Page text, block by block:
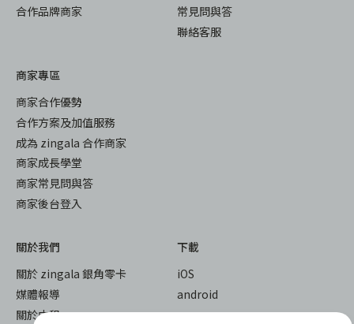
合作品牌商家
常見問與答
聯絡客服
商家專區
商家合作優勢
合作方案及加值服務
成為 zingala 合作商家
商家成長學堂
商家常見問與答
商家後台登入
關於我們
關於 zingala 銀角零卡
媒體報導
關於中租
下載
iOS
android